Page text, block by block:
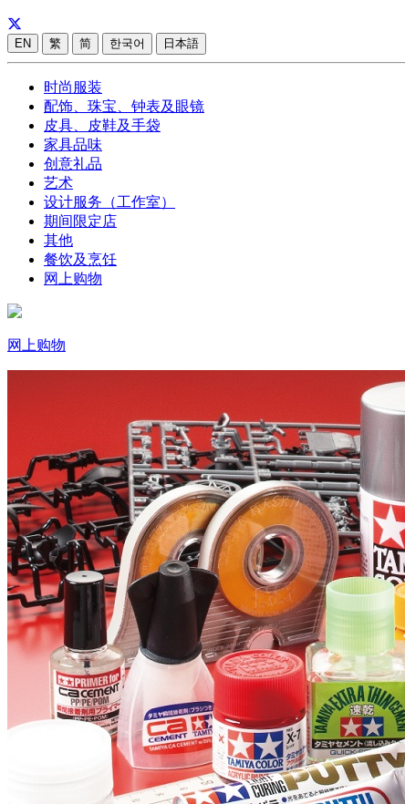
EN 繁 简 한국어 日本語
时尚服装
配饰、珠宝、钟表及眼镜
皮具、皮鞋及手袋
家具品味
创意礼品
艺术
设计服务（工作室）
期间限定店
其他
餐饮及烹饪
网上购物
网上购物